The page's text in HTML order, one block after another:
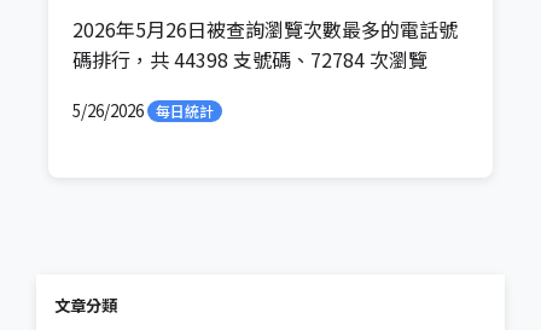
2026年5月26日被查詢瀏覽次數最多的電話號
碼排行，共 44398 支號碼、72784 次瀏覽
5/26/2026 每日統計
文章分類